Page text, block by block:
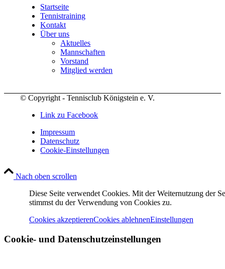
Startseite
Tennistraining
Kontakt
Über uns
Aktuelles
Mannschaften
Vorstand
Mitglied werden
© Copyright - Tennisclub Königstein e. V.
Link zu Facebook
Impressum
Datenschutz
Cookie-Einstellungen
Nach oben scrollen
Diese Seite verwendet Cookies. Mit der Weiternutzung der
stimmst du der Verwendung von Cookies zu.
Cookies akzeptierenCookies ablehnenEinstellungen
Cookie- und Datenschutzeinstellungen